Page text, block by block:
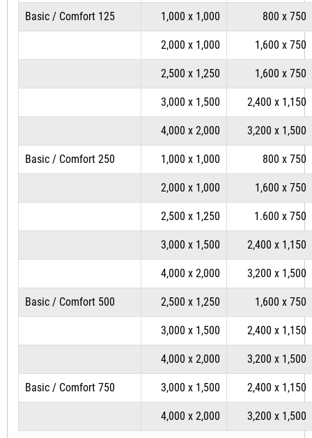
Basic / Comfort 125 1,000 x 1,000 800 x 750
2,000 x 1,000 1,600 x 750
2,500 x 1,250 1,600 x 750
3,000 x 1,500 2,400 x 1,150
4,000 x 2,000 3,200 x 1,500
Basic / Comfort 250 1,000 x 1,000 800 x 750
2,000 x 1,000 1,600 x 750
2,500 x 1,250 1.600 x 750
3,000 x 1,500 2,400 x 1,150
4,000 x 2,000 3,200 x 1,500
Basic / Comfort 500 2,500 x 1,250 1,600 x 750
3,000 x 1,500 2,400 x 1,150
4,000 x 2,000 3,200 x 1,500
Basic / Comfort 750 3,000 x 1,500 2,400 x 1,150
4,000 x 2,000 3,200 x 1,500